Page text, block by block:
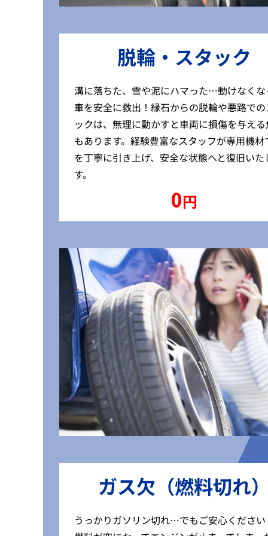
脱輪・スタック
溝に落ちた、雪や泥にハマった…動けなくな
車を安全に救出！縁石からの脱輪や悪路で
ックは、無理に動かすと車両に損傷を与え
もあります。経験豊富なスタッフが専用機材
を丁寧に引き上げ、安全な状態へと復旧いた
す。
0円
ガス欠（燃料切れ
うっかりガソリン切れ…でもご安心ください